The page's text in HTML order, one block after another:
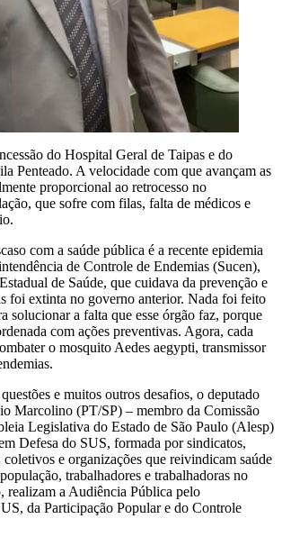
do Hospital Geral de Taipas e do
Penteado. A velocidade com que avançam as
proporcional ao retrocesso no
que sofre com filas, falta de médicos e
com a saúde pública é a recente epidemia
de Controle de Endemias (Sucen),
de Saúde, que cuidava da prevenção e
foi extinta no governo anterior. Nada foi feito
solucionar a falta que esse órgão faz, porque
com ações preventivas. Agora, cada
o mosquito Aedes aegypti, transmissor
e muitos outros desafios, o deputado
Marcolino (PT/SP) – membro da Comissão
Legislativa do Estado de São Paulo (Alesp)
Defesa do SUS, formada por sindicatos,
e organizações que reivindicam saúde
trabalhadores e trabalhadoras no
realizam a Audiência Pública pelo
da Participação Popular e do Controle